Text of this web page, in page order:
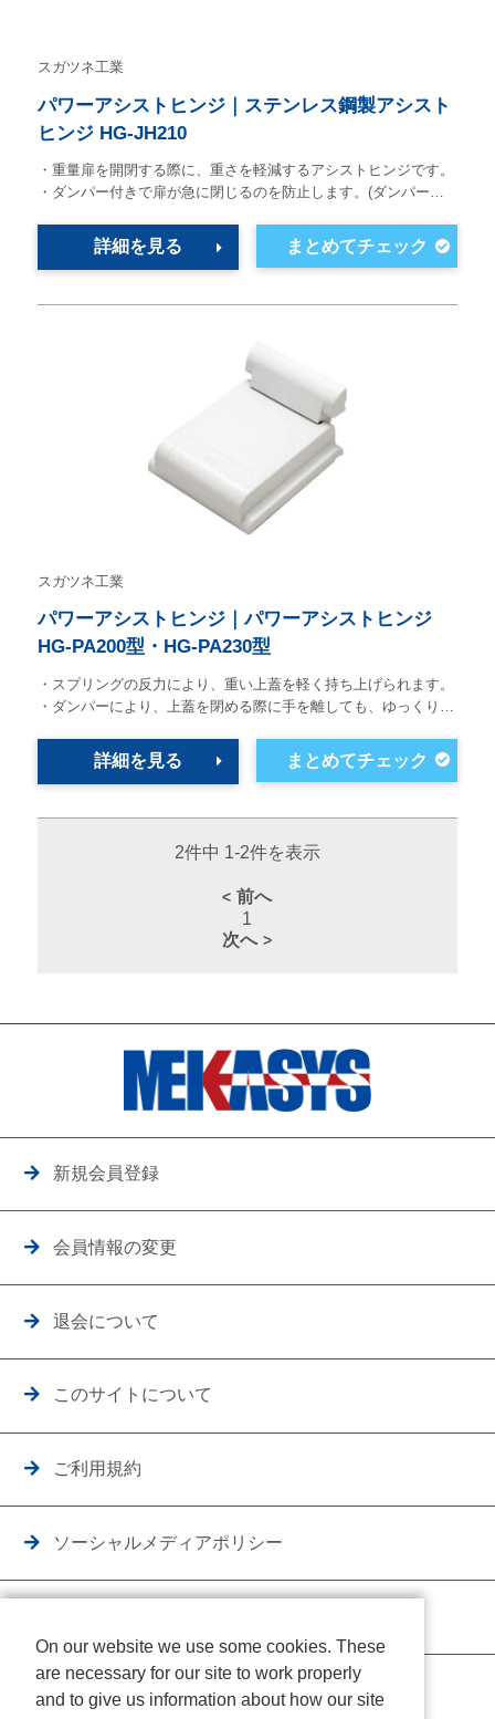
スガツネ工業
パワーアシストヒンジ｜ステンレス鋼製アシスト
ヒンジ HG-JH210
・重量扉を開閉する際に、重さを軽減するアシストヒンジです。
・ダンパー付きで扉が急に閉じるのを防止します。(ダンパー…
詳細を見る
スガツネ工業
パワーアシストヒンジ｜パワーアシストヒンジ
HG-PA200型・HG-PA230型
・スプリングの反力により、重い上蓋を軽く持ち上げられます。
・ダンパーにより、上蓋を閉める際に手を離しても、ゆっくり…
詳細を見る
2件中 1-2件を表示
前へ
1
次へ
新規会員登録
会員情報の変更
退会について
このサイトについて
ご利用規約
ソーシャルメディアポリシー
クッキーポリシー
On our website we use some cookies. These
are necessary for our site to work properly
and to give us information about how our site